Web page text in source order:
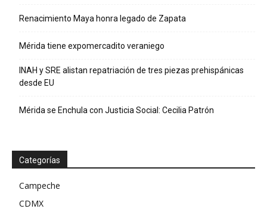
Renacimiento Maya honra legado de Zapata
Mérida tiene expomercadito veraniego
INAH y SRE alistan repatriación de tres piezas prehispánicas
desde EU
Mérida se Enchula con Justicia Social: Cecilia Patrón
Categorías
Campeche
CDMX